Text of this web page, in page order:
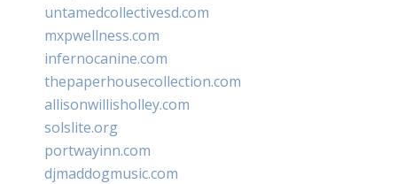
untamedcollectivesd.com
mxpwellness.com
infernocanine.com
thepaperhousecollection.com
allisonwillisholley.com
solslite.org
portwayinn.com
djmaddogmusic.com